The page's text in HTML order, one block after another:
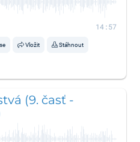
14:57
Vložit Stáhnout
(9. časť -